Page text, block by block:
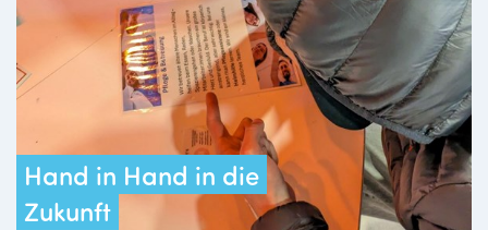
Hand in Hand in die
Zukunft